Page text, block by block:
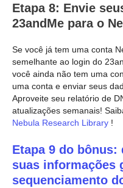
Etapa 8: Envie
23andMe para o
Se você já tem uma conta
semelhante ao login do
você ainda não tem uma
uma conta e enviar seus
Aproveite seu relatório de
atualizações semanais!
Nebula Research Library !
Etapa 9 do bônus:
suas informações
sequenciamento